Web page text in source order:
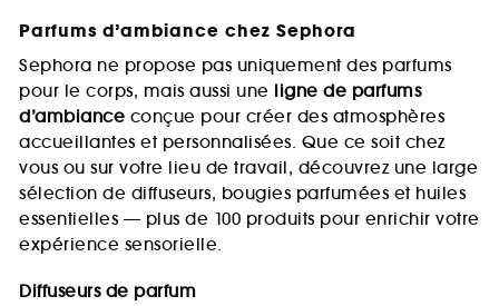
Parfums d’ambiance chez Sephora
Sephora ne propose pas uniquement des parfums
pour le corps, mais aussi une ligne de parfums
d’ambiance conçue pour créer des atmosphères
accueillantes et personnalisées. Que ce soit chez
vous ou sur votre lieu de travail, découvrez une large
sélection de diffuseurs, bougies parfumées et huiles
essentielles — plus de 100 produits pour enrichir votre
expérience sensorielle.
Diffuseurs de parfum